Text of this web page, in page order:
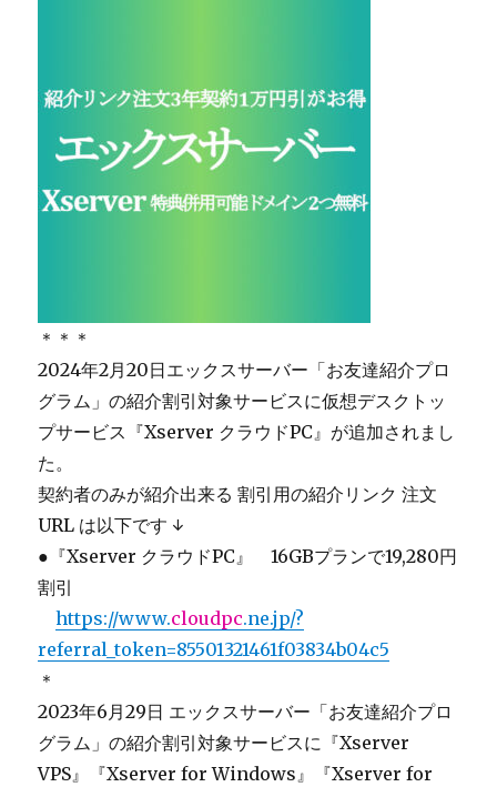
＊＊＊
2024年2月20日エックスサーバー「お友達紹介プロ
グラム」の紹介割引対象サービスに仮想デスクトッ
プサービス『Xserver クラウドPC』が追加されまし
た。
契約者のみが紹介出来る 割引用の紹介リンク 注文
URL は以下です ↓
●『Xserver クラウドPC』 16GBプランで19,280円
割引
＿https://www.cloudpc.ne.jp/?
referral_token=85501321461f03834b04c5
＊
2023年6月29日 エックスサーバー「お友達紹介プロ
グラム」の紹介割引対象サービスに『Xserver
VPS』『Xserver for Windows』『Xserver for